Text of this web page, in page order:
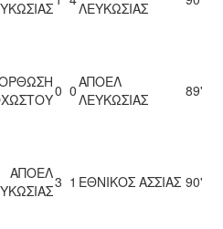
ΛΕΥΚΩΣΙΑΣ
0 0ΑΠΟΕΛ
ΛΕΥΚΩΣΙΑΣ
89'
ΑΠΟΕΛ3 1 ΕΘΝΙΚΟΣ ΑΣΣΙΑΣ 90'